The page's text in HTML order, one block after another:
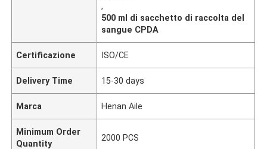
,
500 ml di sacchetto di raccolta del
sangue CPDA
Certificazione ISO/CE
Delivery Time 15-30 days
Marca Henan Aile
Minimum Order
Quantity
2000 PCS